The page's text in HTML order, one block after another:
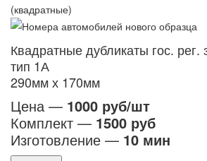
(квадратные)
Квадратные дубликаты гос. рег.
тип 1А
290мм х 170мм
Цена — 1000 руб/шт
Комплект — 1500 руб
Изготовление — 10 мин